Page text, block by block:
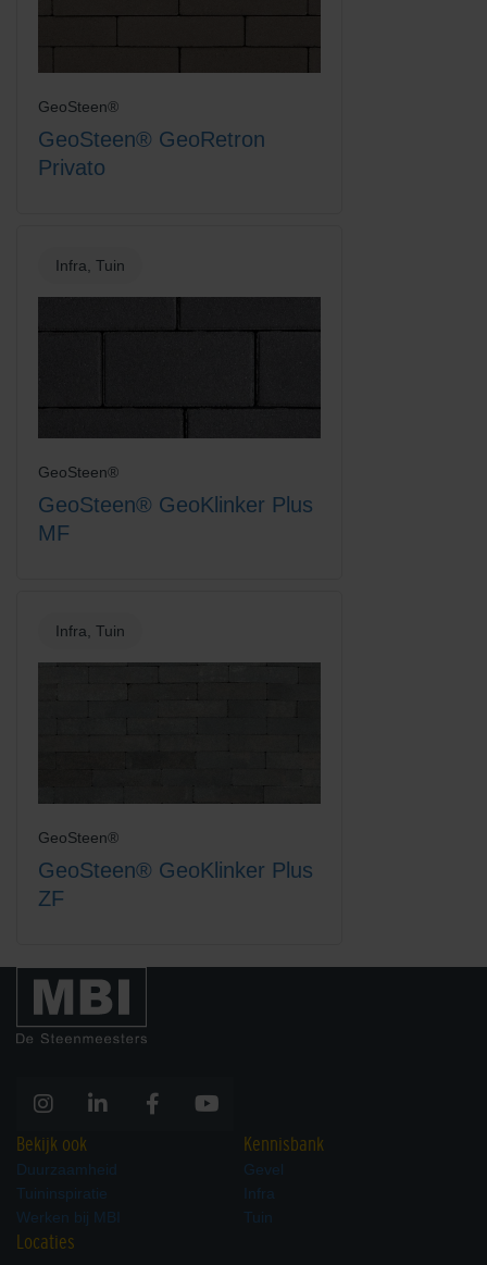
GeoSteen®
GeoSteen® GeoRetron
Privato
Infra, Tuin
GeoSteen®
GeoSteen® GeoKlinker Plus
MF
Infra, Tuin
GeoSteen®
GeoSteen® GeoKlinker Plus
ZF
Bekijk ook
Duurzaamheid
Tuininspiratie
Werken bij MBI
Kennisbank
Gevel
Infra
Tuin
Locaties